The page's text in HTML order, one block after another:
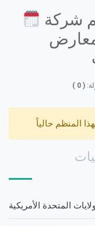
( 0 )
المتحدة الأمريكية